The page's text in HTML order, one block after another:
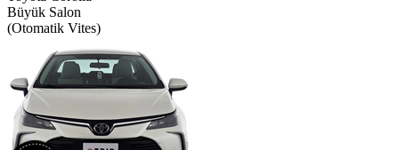
Büyük Salon
(Otomatik Vites)